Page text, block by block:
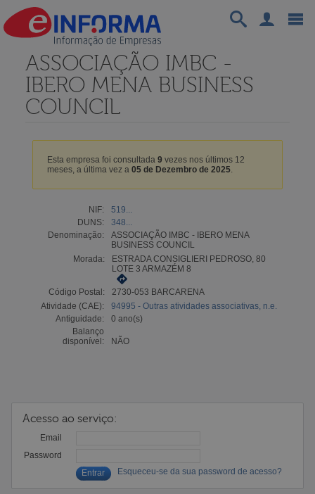
ASSOCIAÇÃO IMBC -
IBERO MENA BUSINESS
COUNCIL
Esta empresa foi consultada 9 vezes nos últimos 12
meses, a última vez a 05 de Dezembro de 2025.
NIF:
519...
DUNS:
348...
Denominação:
ASSOCIAÇÃO IMBC - IBERO MENA
BUSINESS COUNCIL
Morada:
ESTRADA CONSIGLIERI PEDROSO, 80
LOTE 3 ARMAZÉM 8
Código Postal:
2730-053 BARCARENA
Atividade (CAE):
94995 - Outras atividades associativas, n.e.
Antiguidade:
0 ano(s)
Balanço
disponível:
NÃO
Acesso ao serviço:
Email
Password
Esqueceu-se da sua password de acesso?